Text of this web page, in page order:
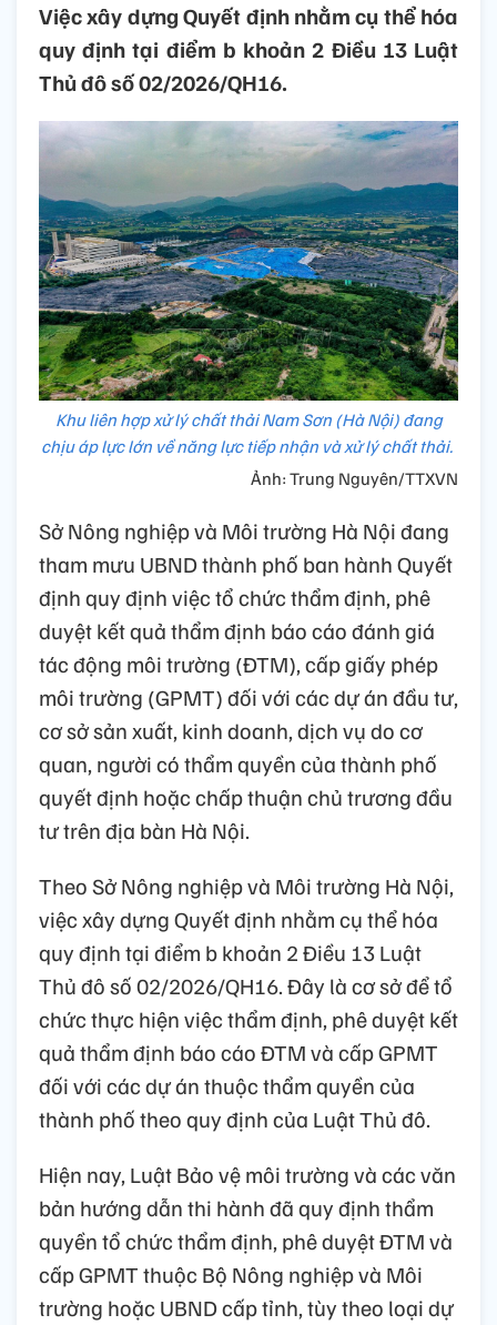
Việc xây dựng Quyết định nhằm cụ thể hóa
quy định tại điểm b khoản 2 Điều 13 Luật
Thủ đô số 02/2026/QH16.
Khu liên hợp xử lý chất thải Nam Sơn (Hà Nội) đang
chịu áp lực lớn về năng lực tiếp nhận và xử lý chất thải.
Ảnh: Trung Nguyên/TTXVN
Sở Nông nghiệp và Môi trường Hà Nội đang
tham mưu UBND thành phố ban hành Quyết
định quy định việc tổ chức thẩm định, phê
duyệt kết quả thẩm định báo cáo đánh giá
tác động môi trường (ĐTM), cấp giấy phép
môi trường (GPMT) đối với các dự án đầu tư,
cơ sở sản xuất, kinh doanh, dịch vụ do cơ
quan, người có thẩm quyền của thành phố
quyết định hoặc chấp thuận chủ trương đầu
tư trên địa bàn Hà Nội.
Theo Sở Nông nghiệp và Môi trường Hà Nội,
việc xây dựng Quyết định nhằm cụ thể hóa
quy định tại điểm b khoản 2 Điều 13 Luật
Thủ đô số 02/2026/QH16. Đây là cơ sở để tổ
chức thực hiện việc thẩm định, phê duyệt kết
quả thẩm định báo cáo ĐTM và cấp GPMT
đối với các dự án thuộc thẩm quyền của
thành phố theo quy định của Luật Thủ đô.
Hiện nay, Luật Bảo vệ môi trường và các văn
bản hướng dẫn thi hành đã quy định thẩm
quyền tổ chức thẩm định, phê duyệt ĐTM và
cấp GPMT thuộc Bộ Nông nghiệp và Môi
trường hoặc UBND cấp tỉnh, tùy theo loại dự